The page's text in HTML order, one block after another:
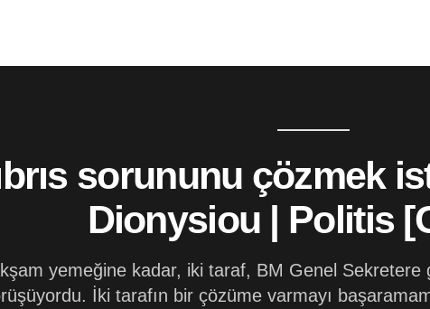
sorununu çözmek
Dionysiou | Politis
yemeğine kadar, iki taraf, BM Genel
İki tarafın bir çözüme varmayı